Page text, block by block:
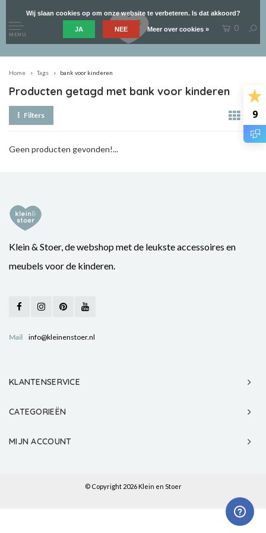
9
MENU
0
Home Tags bank voor kinderen
Producten getagd met bank voor kinderen
Filters
Geen producten gevonden!...
Klein & Stoer, de webshop met de leukste accessoires en
meubels voor de kinderen.
Mail info@kleinenstoer.nl
KLANTENSERVICE
CATEGORIEËN
MIJN ACCOUNT
© Copyright 2026 Klein en Stoer
Wij slaan cookies op om onze website te verbeteren. Is dat akkoord?
JA NEE Meer over cookies »